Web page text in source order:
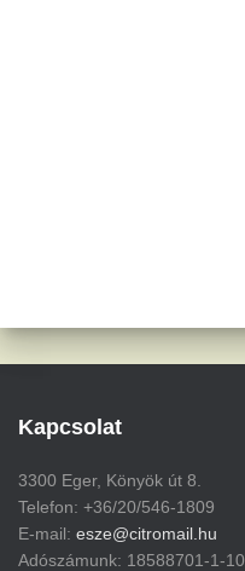
Kapcsolat
3300 Eger, Könyök út 8.
Telefon: +36/20/546-1809
E-mail: esze@citromail.hu
Adószámunk: 18588701-1-10